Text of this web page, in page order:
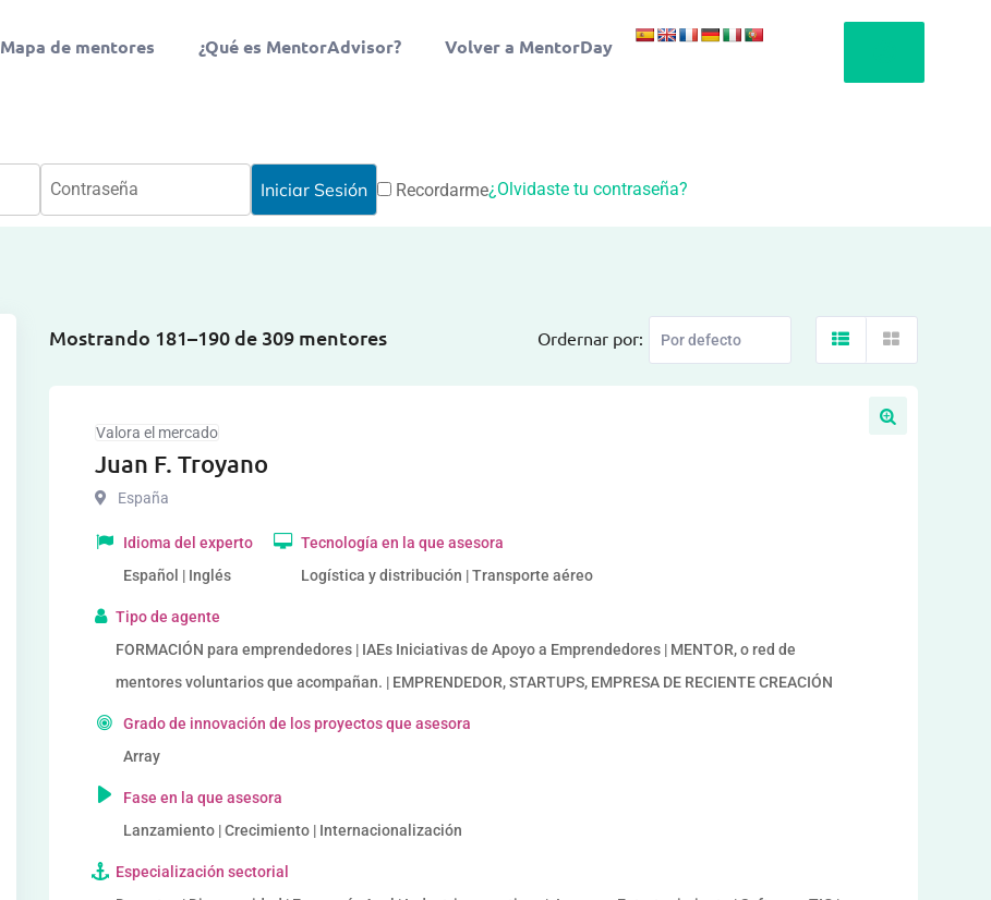
Mapa de mentores ¿Qué es MentorAdvisor? Volver a MentorDay
Recordarme¿Olvidaste tu contraseña?
Mostrando 181–190 de 309 mentores Ordernar por:
Valora el mercado
Juan F. Troyano
España
Idioma del experto
Español | Inglés
Tecnología en la que asesora
Logística y distribución | Transporte aéreo
Tipo de agente
FORMACIÓN para emprendedores | IAEs Iniciativas de Apoyo a Emprendedores | MENTOR, o red de
mentores voluntarios que acompañan. | EMPRENDEDOR, STARTUPS, EMPRESA DE RECIENTE CREACIÓN
Grado de innovación de los proyectos que asesora
Array
Fase en la que asesora
Lanzamiento | Crecimiento | Internacionalización
Especialización sectorial